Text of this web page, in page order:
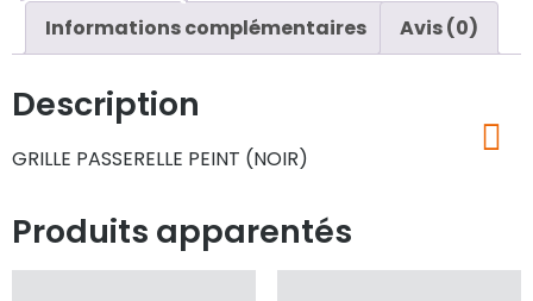
Informations complémentaires
Avis (0)
Description
GRILLE PASSERELLE PEINT (NOIR)
Produits apparentés